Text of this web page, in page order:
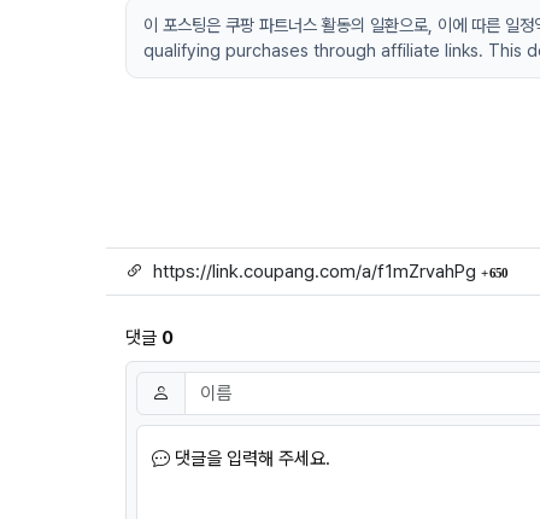
이 포스팅은 쿠팡 파트너스 활동의 일환으로, 이에 따른
qualifying purchases through affiliate links.
링크
https://link.coupang.com/a/f1mZrvahPg 650회
댓글 0
댓글쓰기
이름 필수
댓글을 입력해 주세요.